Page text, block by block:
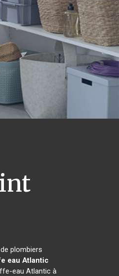
plombiers
eau Atlantic
eau Atlantic à